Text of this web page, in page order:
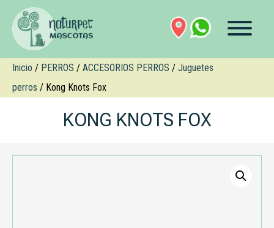
Inicio / PERROS / ACCESORIOS PERROS / Juguetes
perros / Kong Knots Fox
KONG KNOTS FOX